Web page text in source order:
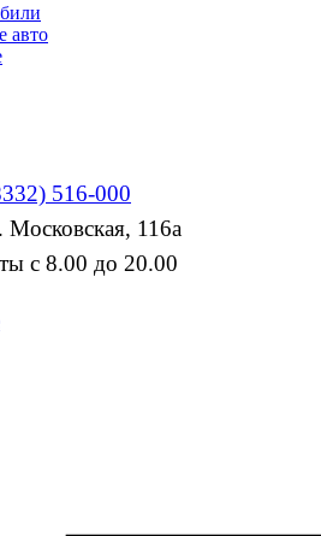
авто
516-000
Московская, 116а
с 8.00 до 20.00